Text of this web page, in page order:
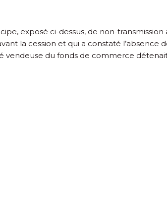
exposé ci-dessus, de non-
la cession et qui a constaté l’absence
du fonds de commerce